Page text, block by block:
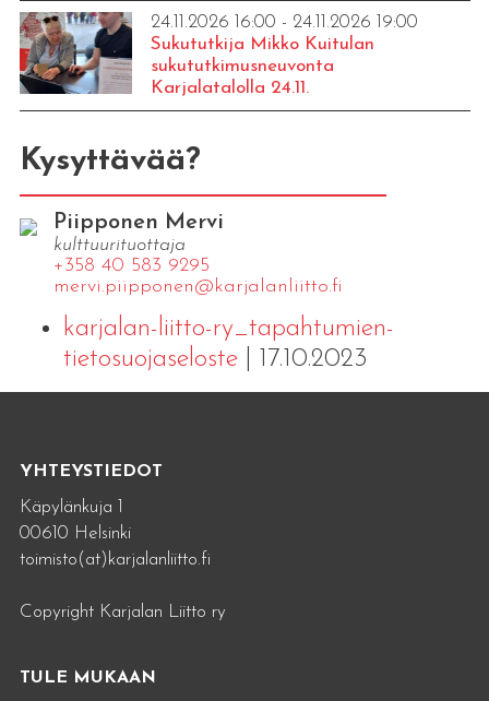
24.11.2026 16:00 - 24.11.2026 19:00
Sukututkija Mikko Kuitulan
sukututkimusneuvonta
Karjalatalolla 24.11.
Kysyttävää?
Piipponen Mervi
kulttuurituottaja
+358 40 583 9295
mervi.​piipponen@​kar​jala​nlii​tto.​fi
karjalan-liitto-ry_tapahtumien-
tietosuojaseloste| 17.10.2023
YHTEYSTIEDOT
Käpylänkuja 1
00610 Helsinki
toimisto(at)karjalanliitto.fi
Copyright Karjalan Liitto ry
TULE MUKAAN